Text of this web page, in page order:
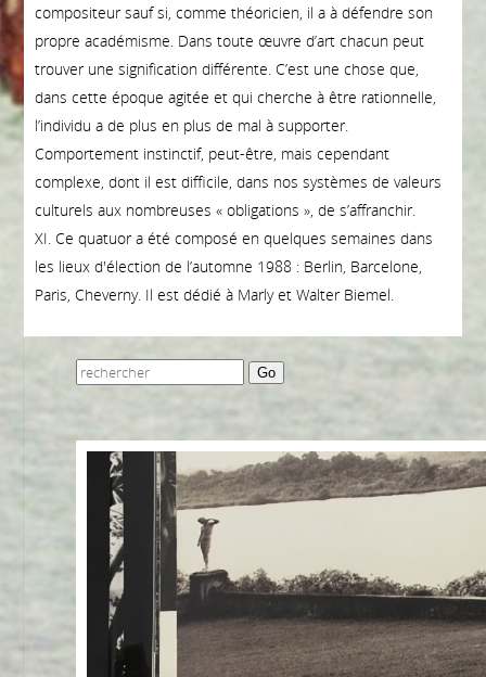
compositeur sauf si, comme théoricien, il a à défendre son
propre académisme. Dans toute œuvre d’art chacun peut
trouver une signification différente. C’est une chose que,
dans cette époque agitée et qui cherche à être rationnelle,
l’individu a de plus en plus de mal à supporter.
Comportement instinctif, peut-être, mais cependant
complexe, dont il est difficile, dans nos systèmes de valeurs
culturels aux nombreuses « obligations », de s’affranchir.
XI. Ce quatuor a été composé en quelques semaines dans
les lieux d'élection de l’automne 1988 : Berlin, Barcelone,
Paris, Cheverny. Il est dédié à Marly et Walter Biemel.
Go